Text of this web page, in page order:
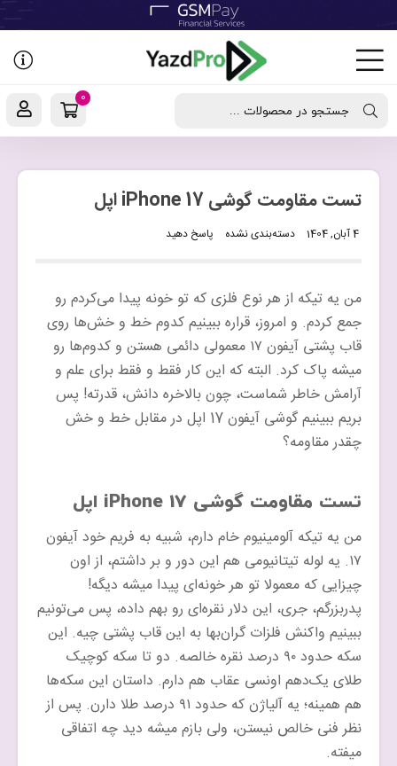
جستجو در محصولات ...
0
تست مقاومت گوشی iPhone 17 اپل
4 آبان, 1404 دسته‌بندی نشده پاسخ دهید
من یه تیکه از هر نوع فلزی که تو خونه پیدا می‌کردم رو
جمع کردم. و امروز، قراره ببینیم کدوم خط و خش‌ها روی
قاب پشتی آیفون ۱۷ معمولی دائمی هستن و کدوم‌ها رو
میشه پاک کرد. البته که این کار فقط و فقط برای علم و
آرامش خاطر شماست، چون بالاخره دانش، قدرته! پس
بریم ببینیم گوشی آیفون 17 اپل در مقابل خط و خش
چقدر مقاومه؟
تست مقاومت گوشی iPhone 17 اپل
من یه تیکه آلومینیوم خام دارم، شبیه به فریم خود آیفون
۱۷. یه لوله تیتانیومی هم این دور و بر داشتم، از اون
چیزایی که معمولا تو هر خونه‌ای پیدا میشه دیگه!
پدربزرگم، جری، این دلار نقره‌ای رو بهم داده، پس می‌تونیم
ببینیم واکنش فلزات گران‌بها به این قاب پشتی چیه. این
سکه حدود ۹۰ درصد نقره خالصه. دو تا سکه کوچیک
طلای یک‌دهم اونسی عقاب هم دارم. داستان این سکه‌ها
هم همینه؛ یه آلیاژن که حدود ۹۱ درصد طلا دارن. پس از
نظر فنی خالص نیستن، ولی بازم میشه دید چه اتفاقی
میفته.